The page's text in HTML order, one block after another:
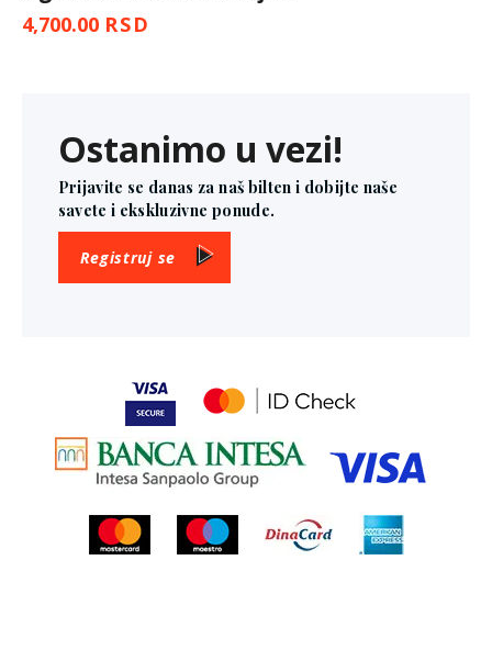
4,700.00 RSD
Ostanimo u vezi!
Prijavite se danas za naš bilten i dobijte naše
savete i ekskluzivne ponude.
Registruj se